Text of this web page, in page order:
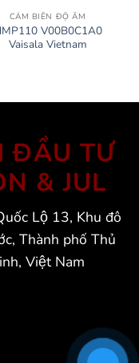
CẢM BIẾN ĐỘ ẨM
V00B0C1A0
Vaisala Vietnam
ĐẦU TƯ
& JUL
Lộ 13, Khu đô
Thành phố Thủ
Việt Nam